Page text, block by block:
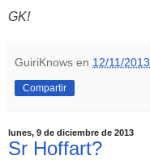
GK!
GuiriKnows en 12/11/2013
Compartir
lunes, 9 de diciembre de 2013
Sr Hoffart?